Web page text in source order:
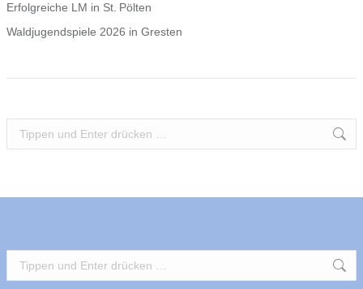
Erfolgreiche LM in St. Pölten
Waldjugendspiele 2026 in Gresten
Search:
Search: